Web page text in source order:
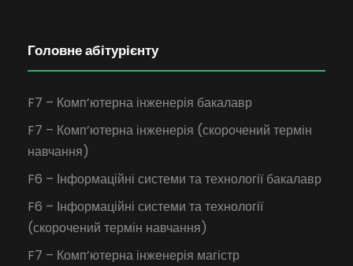
Головне абітурієнту
F7 – Комп’ютерна інженерія бакалавр
F7 – Комп’ютерна інженерія (скорочений термін
навчання)
F6 – Інформаційні системи та технології бакалавр
F6 – Інформаційні системи та технології
(скорочений термін навчання)
F7 – Комп’ютерна інженерія магістр